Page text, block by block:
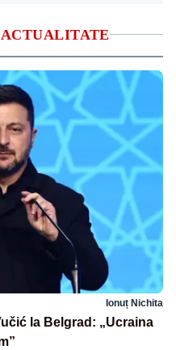
ACTUALITATE
Ionuț Nichita
la Belgrad: „Ucraina